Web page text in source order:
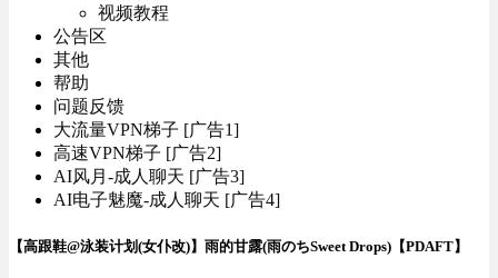
视频教程
公告区
其他
帮助
问题反馈
大流量VPN梯子 [广告1]
高速VPN梯子 [广告2]
AI风月-成人聊天 [广告3]
AI电子魅魔-成人聊天 [广告4]
【高跟鞋@泳装计划(女仆改)】雨的甘露(雨のちSweet Drops)【PDAFT】